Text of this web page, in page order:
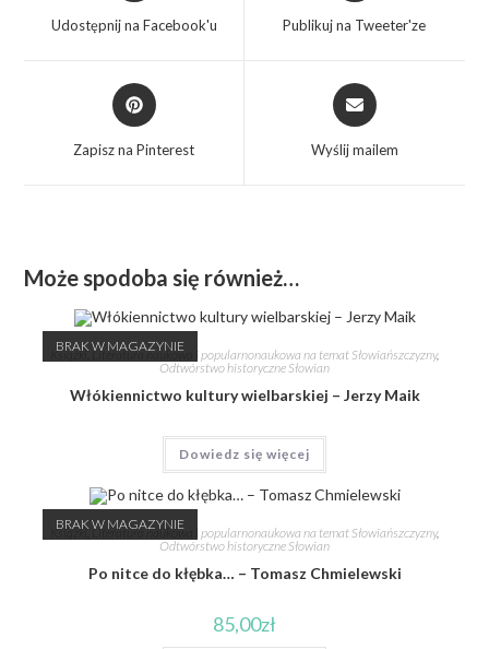
Udostępnij na Facebook'u Publikuj na Tweeter'ze
Zapisz na Pinterest Wyślij mailem
Może spodoba się również…
BRAK W MAGAZYNIE
Książki, Literatura naukowa i popularnonaukowa na temat Słowiańszczyzny,
Odtwórstwo historyczne Słowian
Włókiennictwo kultury wielbarskiej – Jerzy Maik
Dowiedz się więcej
BRAK W MAGAZYNIE
Książki, Literatura naukowa i popularnonaukowa na temat Słowiańszczyzny,
Odtwórstwo historyczne Słowian
Po nitce do kłębka… – Tomasz Chmielewski
85,00zł